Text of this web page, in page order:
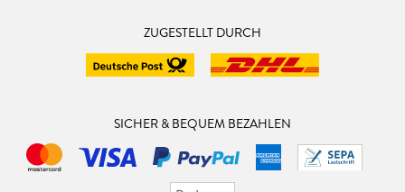
ZUGESTELLT DURCH
SICHER & BEQUEM BEZAHLEN